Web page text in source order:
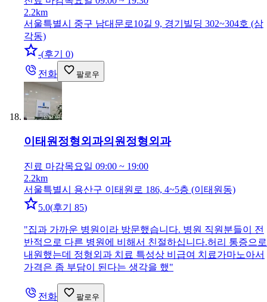
2.2km
서울특별시 중구 남대문로10길 9, 경기빌딩 302~304호 (삼
각동)
-(후기 0)
전화
팔로우
이태원정형외과의원 정형외과
진료 마감목요일 09:00 ~ 19:00
2.2km
서울특별시 용산구 이태원로 186, 4~5층 (이태원동)
5.0(후기 85)
"집과 가까운 병원이라 방문했습니다. 병원 직원분들이 전
반적으로 다른 병원에 비해서 친절하십니다.허리 통증으로
내원했는데 정형외과 치료 특성상 비급여 치료가마노아서
가격은 좀 부담이 된다는 생각을 했"
전화 팔로우